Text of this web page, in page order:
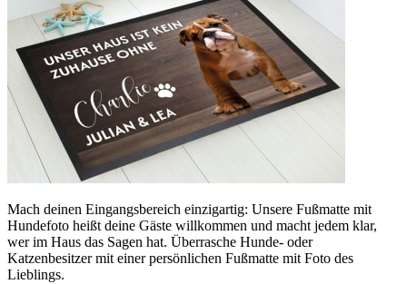
Mach deinen Eingangsbereich einzigartig: Unsere Fußmatte mit
Hundefoto heißt deine Gäste willkommen und macht jedem klar,
wer im Haus das Sagen hat. Überrasche Hunde- oder
Katzenbesitzer mit einer persönlichen Fußmatte mit Foto des
Lieblings.